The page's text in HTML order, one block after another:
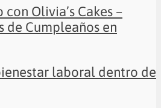
Olivia’s Cakes –
de Cumpleaños en
laboral dentro de